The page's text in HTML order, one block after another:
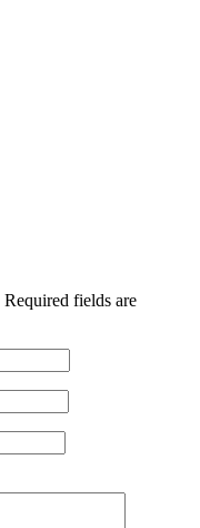
Required fields are